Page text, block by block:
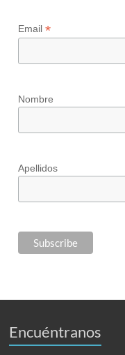
Email*
Nombre
Apellidos
Encuéntranos